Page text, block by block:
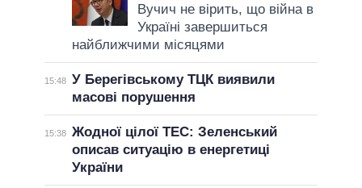
Вучич не вірить, що війна в
Україні завершиться
найближчими місяцями
15:48 У Берегівському ТЦК виявили
масові порушення
15:38 Жодної цілої ТЕС: Зеленський
описав ситуацію в енергетиці
України